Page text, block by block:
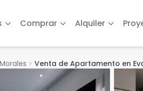
Comprar Alquiler
chevron_right Venta de Apartamento en